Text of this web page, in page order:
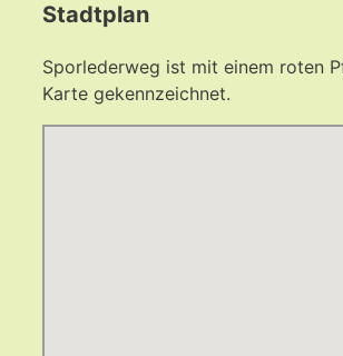
Stadtplan
Sporlederweg ist mit einem roten
Karte gekennzeichnet.